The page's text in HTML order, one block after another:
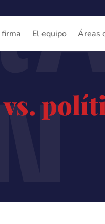
firma El equipo Áreas